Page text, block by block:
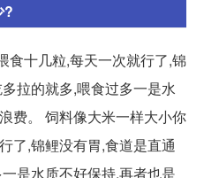
?
食十几粒,每天一次就行了,锦
拉的就多,喂食过多一是水
费。 饲料像大米一样大小你
了,锦鲤没有胃,食道是直通
是水质不好保持,再者也是